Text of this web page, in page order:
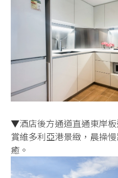
▼酒店後方通道直通東岸
賞維多利亞港景緻，晨操
癒。